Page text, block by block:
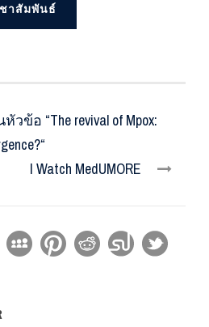
าสัมพันธ์
ข้อ “The revival of Mpox:
I Watch MedUMORE